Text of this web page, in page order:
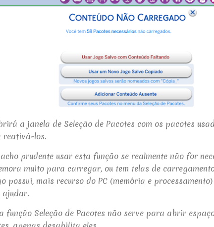
a janela de Seleção de Pacotes com os pacotes
reativá-los.
prudente usar esta função se realmente não for
muito para carregar, ou tem telas de
possui, mais recurso do PC (memória e
ajudar.
função Seleção de Pacotes não serve para abrir